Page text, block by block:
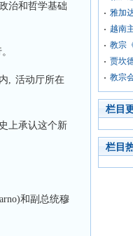
治和哲学基础
, 活动厅所在
上承认这个新
和副总统穆
雅加
越南
教宗
贾坎
教宗
栏目
栏目